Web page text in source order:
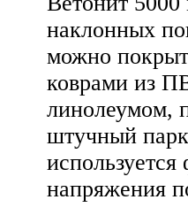
наклонных
можно
коврами из
линолеумом,
штучный
напряжения